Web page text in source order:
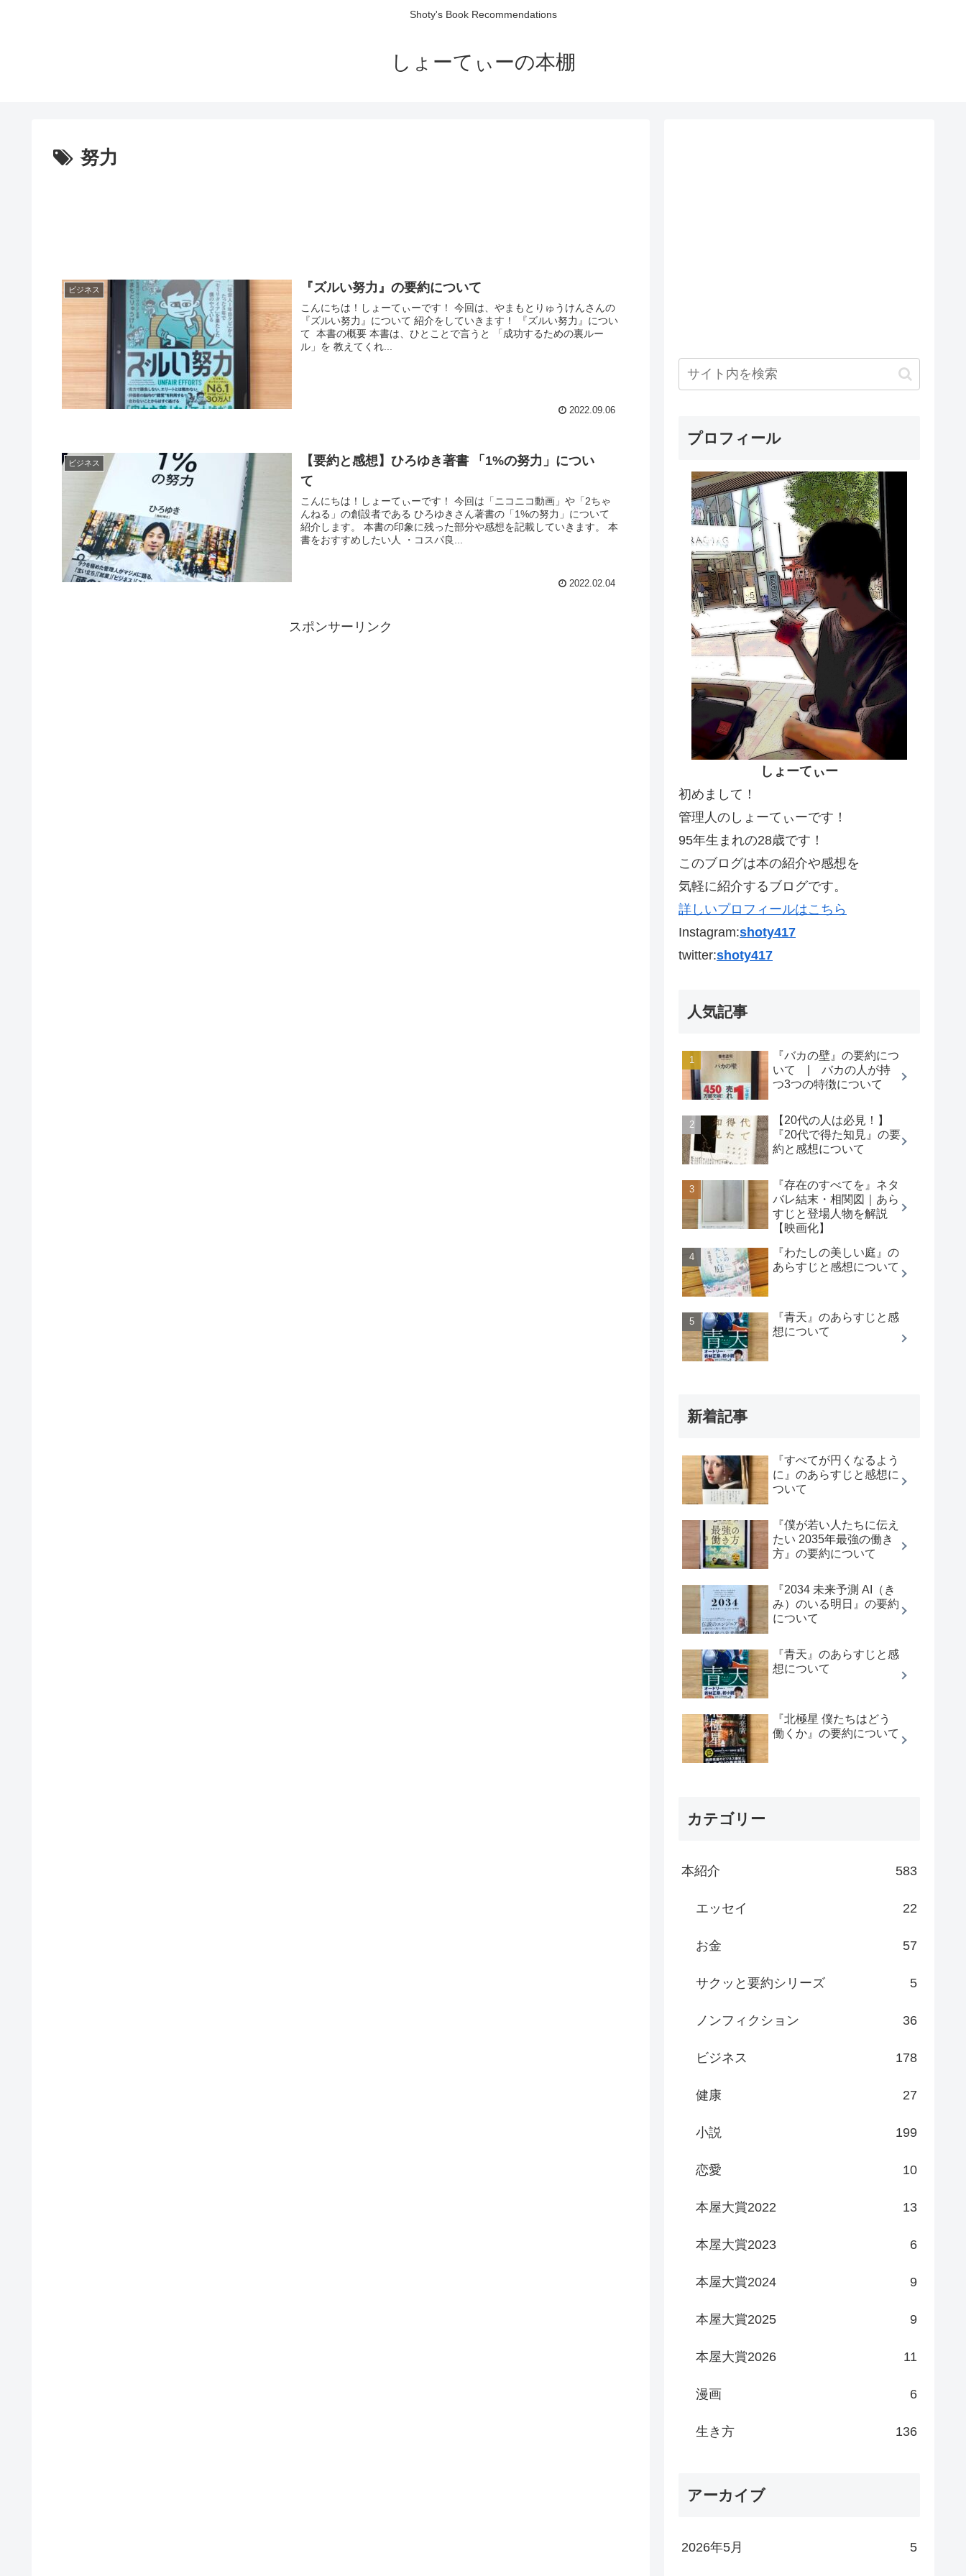
Shoty's Book Recommendations
しょーてぃーの本棚
努力
ビジネス 『ズルい努力』の要約について
こんにちは！しょーてぃーです！ 今回は、やまもとりゅうけんさんの
『ズルい努力』について 紹介をしていきます！ 『ズルい努力』につい
て 本書の概要 本書は、ひとことで言うと 「成功するための裏ルー
ル」を 教えてくれ...
2022.09.06
ビジネス
【要約と感想】ひろゆき著書 「1%の努力」につい
て
こんにちは！しょーてぃーです！ 今回は「ニコニコ動画」や「2ちゃ
んねる」の創設者である ひろゆきさん著書の「1%の努力」について
紹介します。 本書の印象に残った部分や感想を記載していきます。 本
書をおすすめしたい人 ・コスパ良...
2022.02.04
スポンサーリンク
プロフィール
しょーてぃー
初めまして！
管理人のしょーてぃーです！
95年生まれの28歳です！
このブログは本の紹介や感想を
気軽に紹介するブログです。
詳しいプロフィールはこちら
Instagram:shoty417
twitter:shoty417
人気記事
『バカの壁』の要約につ
いて | バカの人が持
つ3つの特徴について
【20代の人は必見！】
『20代で得た知見』の要
約と感想について
『存在のすべてを』ネタ
バレ結末・相関図｜あら
すじと登場人物を解説
【映画化】
『わたしの美しい庭』の
あらすじと感想について
『青天』のあらすじと感
想について
新着記事
『すべてが円くなるよう
に』のあらすじと感想に
ついて
『僕が若い人たちに伝え
たい 2035年最強の働き
方』の要約について
『2034 未来予測 AI（き
み）のいる明日』の要約
について
『青天』のあらすじと感
想について
『北極星 僕たちはどう
働くか』の要約について
カテゴリー
本紹介 583
エッセイ 22
お金 57
サクッと要約シリーズ 5
ノンフィクション 36
ビジネス 178
健康 27
小説 199
恋愛 10
本屋大賞2022 13
本屋大賞2023 6
本屋大賞2024 9
本屋大賞2025 9
本屋大賞2026 11
漫画 6
生き方 136
アーカイブ
2026年5月 5